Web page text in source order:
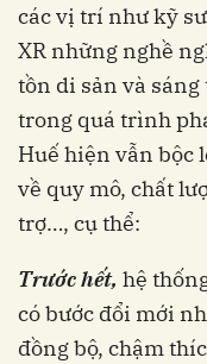
các vị trí như kỹ
XR những nghề
tồn di sản và
trong quá trình
Huế hiện vẫn bộc
về quy mô, chất
trợ…, cụ thể:
Trước hết, hệ
có bước đổi mới
đồng bộ, chậm